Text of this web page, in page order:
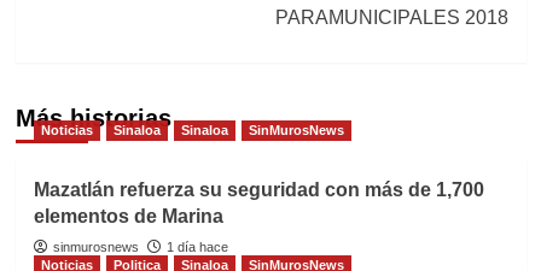
PARAMUNICIPALES 2018
Más historias
Noticias Sinaloa Sinaloa SinMurosNews
Mazatlán refuerza su seguridad con más de 1,700
elementos de Marina
sinmurosnews
1 día hace
Noticias
Politica Sinaloa SinMurosNews